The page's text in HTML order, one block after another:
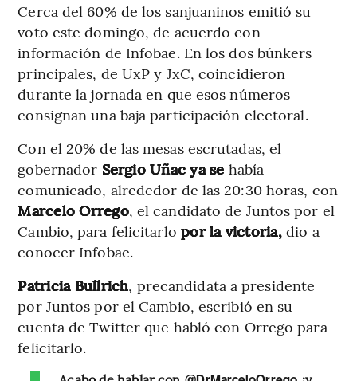
Cerca del 60% de los sanjuaninos emitió su
voto este domingo, de acuerdo con
información de Infobae. En los dos búnkers
principales, de UxP y JxC, coincidieron
durante la jornada en que esos números
consignan una baja participación electoral.
Con el 20% de las mesas escrutadas, el
gobernador Sergio Uñac ya se había
comunicado, alrededor de las 20:30 horas, con
Marcelo Orrego, el candidato de Juntos por el
Cambio, para felicitarlo por la victoria,dio a
conocer Infobae.
Patricia Bullrich, precandidata a presidente
por Juntos por el Cambio, escribió en su
cuenta de Twitter que habló con Orrego para
felicitarlo.